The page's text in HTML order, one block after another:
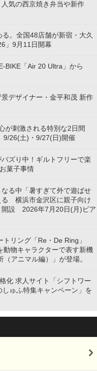
気の西京焼き弁当や新作
。全国48店舗が新宿・大久
」9月11日開幕
BIKE「Air 20 Ultra」から
デザイナー・金平和茂 新作
が刺激される特別な2日間
9/26(土)・9/27(日)開催
ズり中！ギルトフリーで楽
菓子事情
る中「暑すぎて外で遊ばせ
る 横浜市金沢区に親子向け
開設 2026年7月20日(月)ビア
リング「Re・De Ring」
動物キャラクターで表す新機
アニマル編）」が登場。
化 求人サイト「シフトワー
ゅふ特集キャンペーン」を